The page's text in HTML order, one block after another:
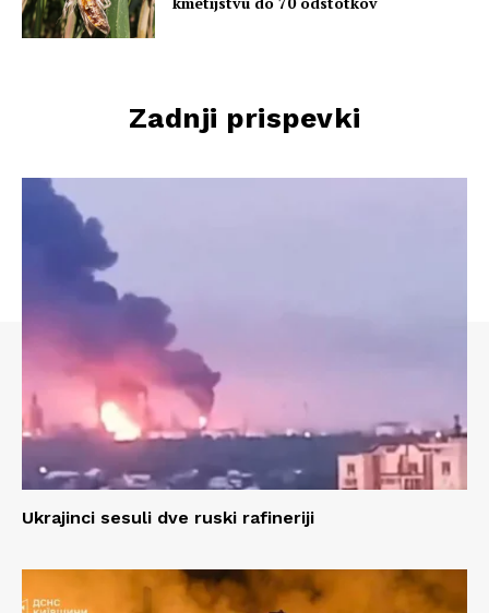
Zadnji prispevki
Ukrajinci sesuli dve ruski rafineriji